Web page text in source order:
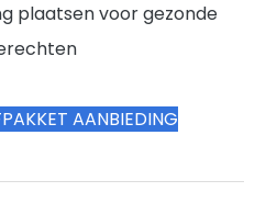
plaatsen voor gezonde
AANBIEDING